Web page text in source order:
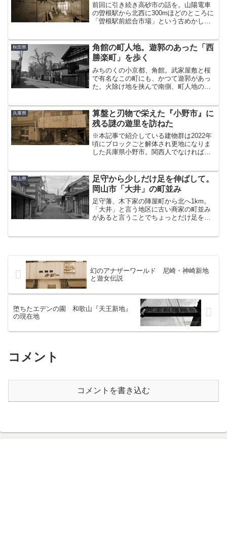
前回に引き続き高砂市の話を。山陽電車
の曽根駅から北西に300mほどのところに
「曽根駅前総合市場」という古めかしい
ーから西に1.5kmほどと、両者は歩いて
も行けるほどの...
秋田県
角館の町人地。遊郭のあった「西
勝楽町」を歩く
みちのくの小京都、角館。武家屋敷と桜
で有名なこの町にも、かつて遊郭があっ
た。火除け地を挟んで南側、町人地のあ
のりの途中にあたるので、まぁ時系列的
にはこっちが先なんだけど...
兵庫県
算盤と刃物で栄えた『小野市』に
残る謎の遊里を訪ねた
※本記事で紹介している建物群は2022年
頃にブロックごと解体され更地になりま
した兵庫県小野市。関西人でなければ
しておくと、有名なものはひまわり畑
（ひまわりの丘公園）。以...
岡山県
足守から少しだけ足を伸ばして。
岡山市「大井」の町並み
足守藩、木下家の陣屋町から北へ1km。
「大井」と言う地区に古い商家の町並み
があると言うことでちょっとだけ足を伸
幻のアナザーワールド 尼崎・神崎新地
と遊女伝説
堕ちたエデンの園 和歌山『天王新地』
の現在地
コメント
コメントを書き込む